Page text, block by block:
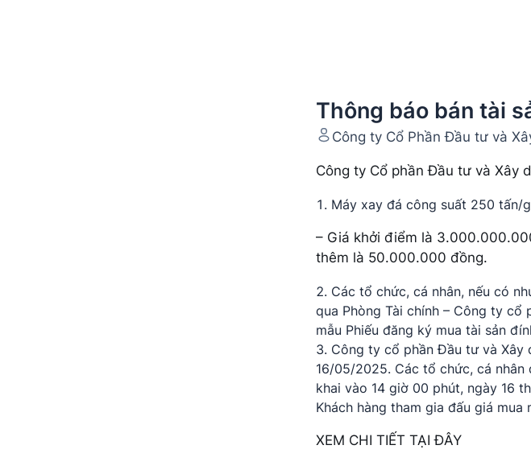
Thông báo bán tài
Công ty Cổ Phần Đầu tư và
Công ty Cổ phần Đầu tư và Xây
Máy xay đá công suất 250 tấn/
– Giá khởi điểm là
thêm là 50.000.000 đồng.
Các tổ chức, cá nhân, nếu có
qua Phòng Tài chính – Công ty cổ
mẫu Phiếu đăng ký mua tài sản
Công ty cổ phần Đầu tư và Xây
16/05/2025. Các tổ chức, cá
khai vào 14 giờ 00 phút, ngày 16
Khách hàng tham gia đấu giá
XEM CHI TIẾT TẠI ĐÂY